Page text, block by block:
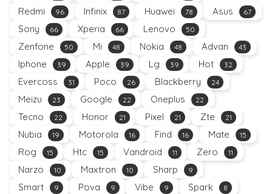
Redmi 96 Infinix 87 Huawei 78 Asus 67
Sony 66 Xperia 66 Lenovo 50
Zenfone 50 Mi 48 Nokia 48 Advan 43
Iphone 39 Apple 39 Lg 39 Hot 32
Evercoss 31 Poco 26 Blackberry 24
Meizu 23 Google 22 Oneplus 22
Tecno 22 Honor 21 Pixel 21 Zte 21
Nubia 19 Motorola 16 Find 16 Mate 15
Rog 15 Htc 15 Vandroid 11 Zero 11
Narzo 10 Maxtron 10 Sharp 9
Smart 9 Pova 9 Vibe 9 Spark 8